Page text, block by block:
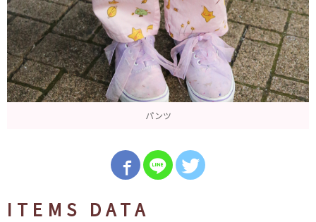
パンツ
ITEMS DATA